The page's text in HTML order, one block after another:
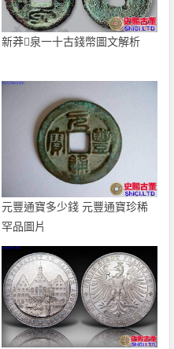
新莽泉一十古錢幣圖文解析
元豐通寶多少錢 元豐通寶珍稀
罕品圖片